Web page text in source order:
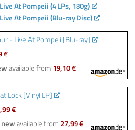
At Pompeii (4 LPs, 180g)
At Pompeii (Blu-ray Disc)
- Live At Pompeii [Blu-ray]
€
available from 19,10 €
Lock [Vinyl LP]
€
newavailable from 27,99 €